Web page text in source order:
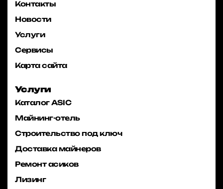
Контакты
Новости
Услуги
Сервисы
Карта сайта
Услуги
Каталог ASIC
Майнинг-отель
Строительство под ключ
Доставка майнеров
Ремонт асиков
Лизинг